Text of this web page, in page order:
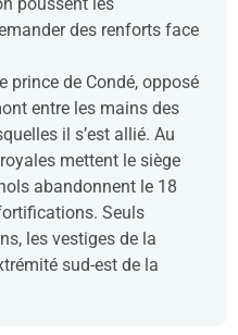
des renforts face
prince de Condé, opposé
entre les mains des
il s’est allié. Au
mettent le siège
abandonnent le 18
Seuls
les vestiges de la
sud-est de la